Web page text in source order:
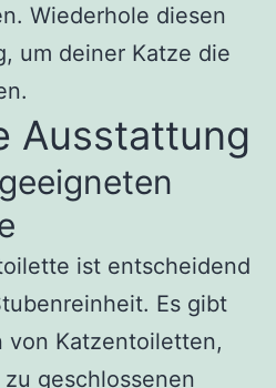
Wiederhole diesen
um deiner Katze die
Ausstattung
ist entscheidend
Es gibt
von Katzentoiletten,
geschlossenen